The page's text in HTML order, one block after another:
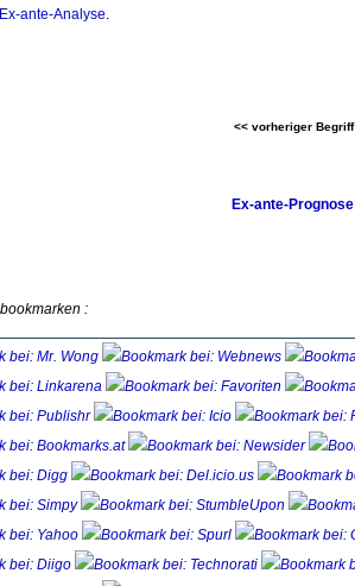
Ex-ante-Analyse.
<< vorheriger Begriff
Ex-ante-Prognose
: